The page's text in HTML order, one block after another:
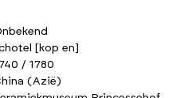
[kop en]
/ 1780
(Azië)